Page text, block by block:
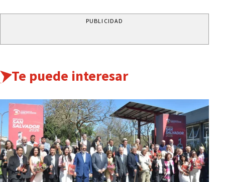
PUBLICIDAD
Te puede interesar